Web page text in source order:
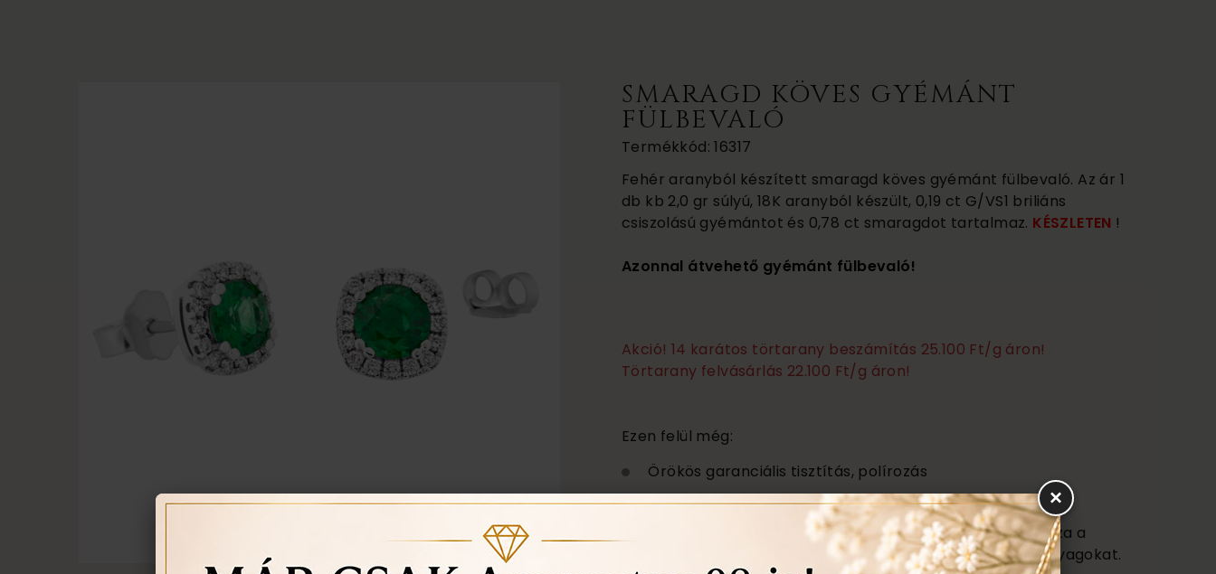
SMARAGD KÖVES GYÉMÁNT
FÜLBEVALÓ
Termékkód: 16317
Fehér aranyból készített smaragd köves gyémánt fülbevaló. Az ár 1
db kb 2,0 gr súlyú, 18K aranyból készült, 0,19 ct G/VS1 briliáns
csiszolású gyémántot és 0,78 ct smaragdot tartalmaz. KÉSZLETEN !
Azonnal átvehető gyémánt fülbevaló!
Akció! 14 karátos törtarany beszámítás 25.100 Ft/g áron!
Törtarany felvásárlás 22.100 Ft/g áron!
Ezen felül még:
Örökös garanciális tisztítás, polírozás
Ingyenes méret állítás
Vásárlási bizonylat avagy (Certificate) mely tartalmazza a
felhasznált kövek minőségét az ékszerben található anyagokat.
×